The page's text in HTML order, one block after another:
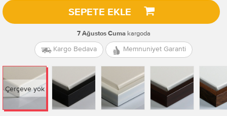
SEPETE EKLE
7 Ağustos Cumakargoda
Kargo Bedava Memnuniyet Garanti
Çerçeve yok